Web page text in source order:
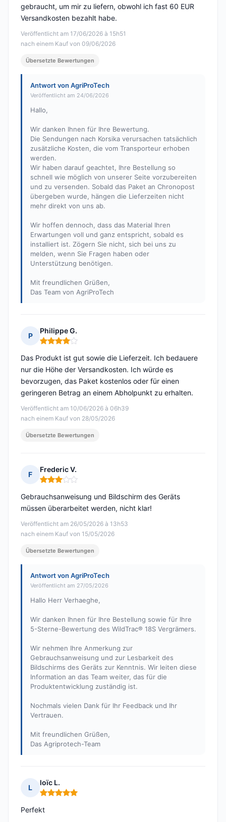
Veröffentlicht am 17/06/2026 à 15h51
nach einem Kauf von 09/06/2026
gebraucht, um mir zu liefern, obwohl ich fast 60 EUR
Versandkosten bezahlt habe.
Übersetzte Bewertungen
Antwort von AgriProTech
Veröffentlicht am 24/06/2026
Hallo,
Wir danken Ihnen für Ihre Bewertung.
Die Sendungen nach Korsika verursachen tatsächlich
zusätzliche Kosten, die vom Transporteur erhoben
werden.
Wir haben darauf geachtet, Ihre Bestellung so
schnell wie möglich von unserer Seite vorzubereiten
und zu versenden. Sobald das Paket an Chronopost
übergeben wurde, hängen die Lieferzeiten nicht
mehr direkt von uns ab.
Wir hoffen dennoch, dass das Material Ihren
Erwartungen voll und ganz entspricht, sobald es
installiert ist. Zögern Sie nicht, sich bei uns zu
melden, wenn Sie Fragen haben oder
Unterstützung benötigen.
Mit freundlichen Grüßen,
Das Team von AgriProTech
P
Philippe G.
Hinweis: 4 von 5
Veröffentlicht am 10/06/2026 à 06h39
nach einem Kauf von 28/05/2026
Das Produkt ist gut sowie die Lieferzeit. Ich bedauere
nur die Höhe der Versandkosten. Ich würde es
bevorzugen, das Paket kostenlos oder für einen
geringeren Betrag an einem Abholpunkt zu erhalten.
Übersetzte Bewertungen
F
Frederic V.
Hinweis: 3 von 5
Veröffentlicht am 26/05/2026 à 13h53
nach einem Kauf von 15/05/2026
Gebrauchsanweisung und Bildschirm des Geräts
müssen überarbeitet werden, nicht klar!
Übersetzte Bewertungen
Antwort von AgriProTech
Veröffentlicht am 27/05/2026
Hallo Herr Verhaeghe,
Wir danken Ihnen für Ihre Bestellung sowie für Ihre
5-Sterne-Bewertung des WildTrac® 18S Vergrämers.
Wir nehmen Ihre Anmerkung zur
Gebrauchsanweisung und zur Lesbarkeit des
Bildschirms des Geräts zur Kenntnis. Wir leiten diese
Information an das Team weiter, das für die
Produktentwicklung zuständig ist.
Nochmals vielen Dank für Ihr Feedback und Ihr
Vertrauen.
Mit freundlichen Grüßen,
Das Agriprotech-Team
L
loïc L.
Hinweis: 5 von 5
Perfekt